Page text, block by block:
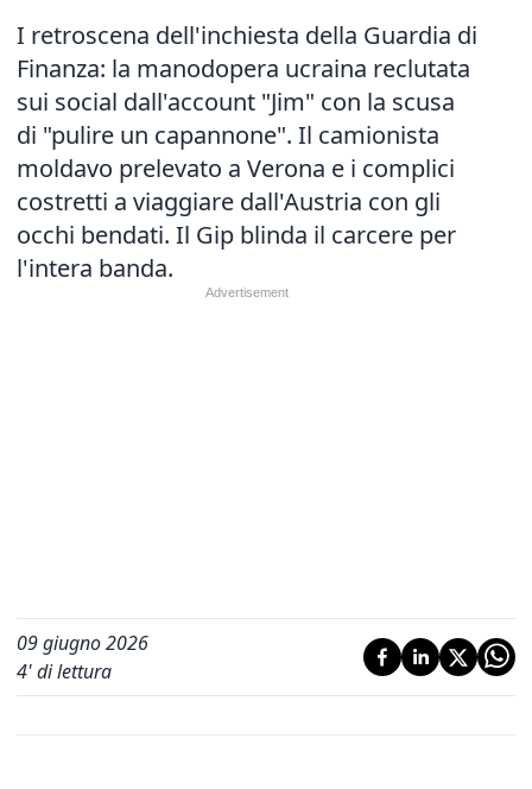
I retroscena dell'inchiesta della Guardia di
Finanza: la manodopera ucraina reclutata
sui social dall'account "Jim" con la scusa
di "pulire un capannone". Il camionista
moldavo prelevato a Verona e i complici
costretti a viaggiare dall'Austria con gli
occhi bendati. Il Gip blinda il carcere per
l'intera banda.
09 giugno 2026
4' di lettura